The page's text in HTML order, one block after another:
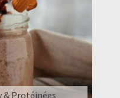
& Protéinées